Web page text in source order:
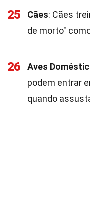
25 Cães: Cães
de morto"
26 Aves
podem entrar
quando